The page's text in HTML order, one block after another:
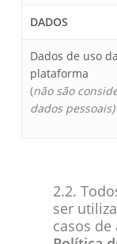
DADOS
Dados de uso da
plataforma
(não são
dados pessoais)
2.2.
ser
casos